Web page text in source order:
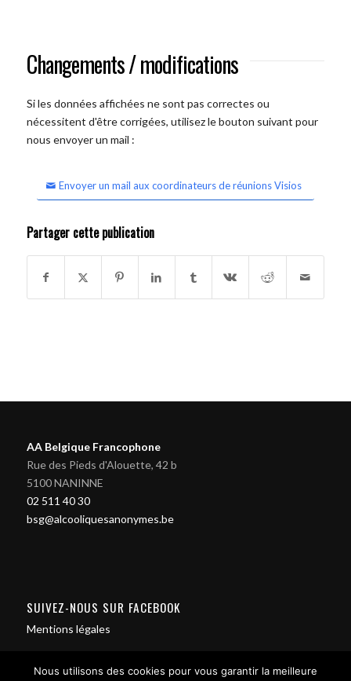
Changements / modifications
Si les données affichées ne sont pas correctes ou
nécessitent d'être corrigées, utilisez le bouton suivant pour
nous envoyer un mail :
Envoyer un mail aux coordinateurs de réunions Visios
Partager cette publication
AA Belgique Francophone
Rue des Pieds d'Alouette, 42 b
5100 NANINNE
02 511 40 30
bsg@alcooliquesanonymes.be
SUIVEZ-NOUS SUR FACEBOOK
Mentions légales
Nous utilisons des cookies pour vous garantir la meilleure